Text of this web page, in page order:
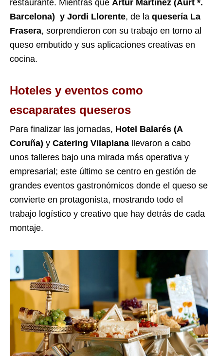
restaurante. Mientras que Artur Martínez (Aurt *.
Barcelona) y Jordi Llorente, de la quesería La
Frasera, sorprendieron con su trabajo en torno al
queso embutido y sus aplicaciones creativas en
cocina.
Hoteles y eventos como
escaparates queseros
Para finalizar las jornadas, Hotel Balarés (A
Coruña) y Catering Vilaplana llevaron a cabo
unos talleres bajo una mirada más operativa y
empresarial; este último se centro en gestión de
grandes eventos gastronómicos donde el queso se
convierte en protagonista, mostrando todo el
trabajo logístico y creativo que hay detrás de cada
montaje.